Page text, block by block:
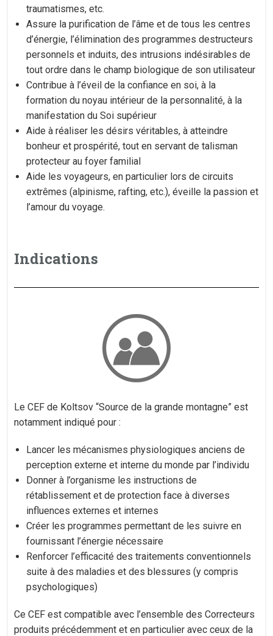
traumatismes, etc.
Assure la purification de l’âme et de tous les centres
d’énergie, l’élimination des programmes destructeurs
personnels et induits, des intrusions indésirables de
tout ordre dans le champ biologique de son utilisateur
Contribue à l’éveil de la confiance en soi, à la
formation du noyau intérieur de la personnalité, à la
manifestation du Soi supérieur
Aide à réaliser les désirs véritables, à atteindre
bonheur et prospérité, tout en servant de talisman
protecteur au foyer familial
Aide les voyageurs, en particulier lors de circuits
extrêmes (alpinisme, rafting, etc.), éveille la passion et
l’amour du voyage.
Indications
Le CEF de Koltsov “Source de la grande montagne” est
notamment indiqué pour :
Lancer les mécanismes physiologiques anciens de
perception externe et interne du monde par l’individu
Donner à l’organisme les instructions de
rétablissement et de protection face à diverses
influences externes et internes
Créer les programmes permettant de les suivre en
fournissant l’énergie nécessaire
Renforcer l’efficacité des traitements conventionnels
suite à des maladies et des blessures (y compris
psychologiques)
Ce CEF est compatible avec l’ensemble des Correcteurs
produits précédemment et en particulier avec ceux de la